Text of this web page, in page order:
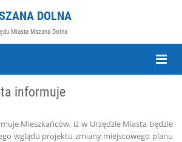
DOLNA
Miasta Mszana Dolna
Toggle
informuje
Mieszkańców, iż w Urzędzie Miasta będzie
wglądu projektu zmiany miejscowego planu